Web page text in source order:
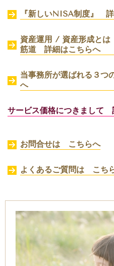
『新しいNISA制度』
資産運用 / 資産形成とは
筋道 詳細はこちらへ
当事務所が選ばれる３
へ
サービス価格につきまして
お問合せは こちらへ
よくあるご質問は こち